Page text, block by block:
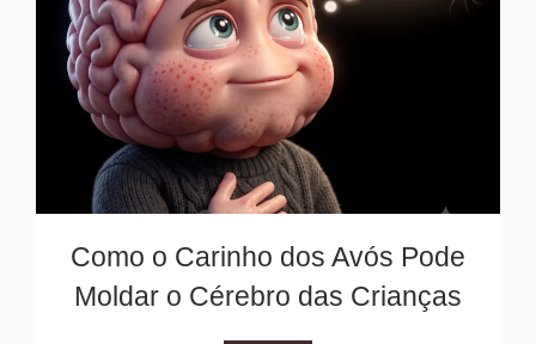
Como o Carinho dos Avós Pode
Moldar o Cérebro das Crianças